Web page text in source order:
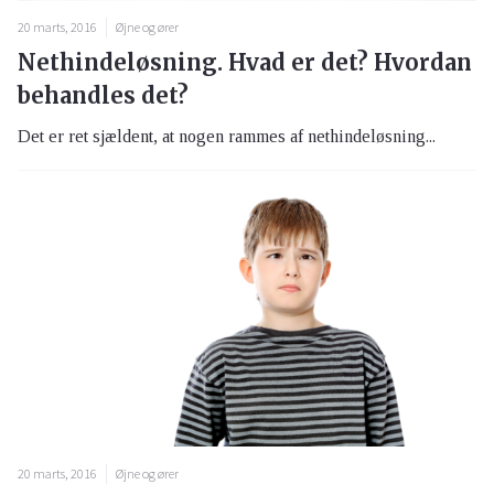
20 marts, 2016 Øjne og ører
Nethindeløsning. Hvad er det? Hvordan
behandles det?
Det er ret sjældent, at nogen rammes af nethindeløsning...
20 marts, 2016 Øjne og ører